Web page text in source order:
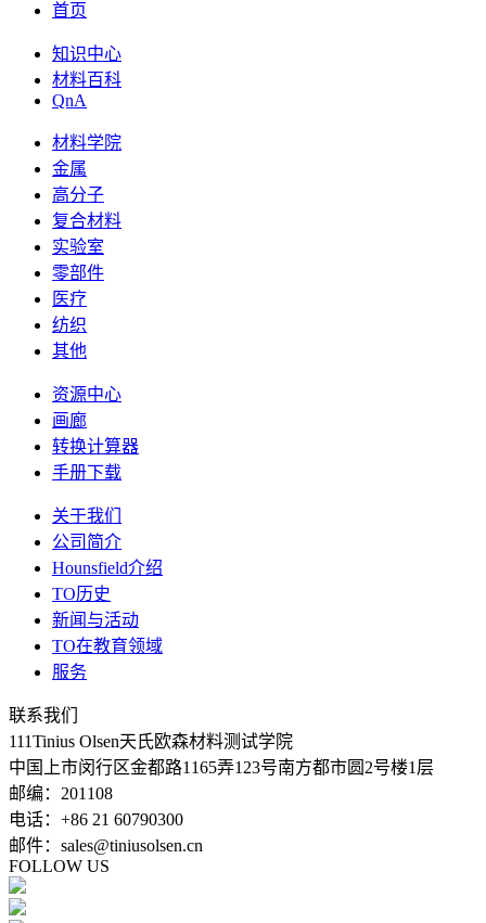
首页
知识中心
材料百科
QnA
材料学院
金属
高分子
复合材料
实验室
零部件
医疗
纺织
其他
资源中心
画廊
转换计算器
手册下载
关于我们
公司简介
Hounsfield介绍
TO历史
新闻与活动
TO在教育领域
服务
联系我们
111Tinius Olsen天氏欧森材料测试学院
中国上市闵行区金都路1165弄123号南方都市圆2号楼1层
邮编：201108
电话：+86 21 60790300
邮件：sales@tiniusolsen.cn
FOLLOW US